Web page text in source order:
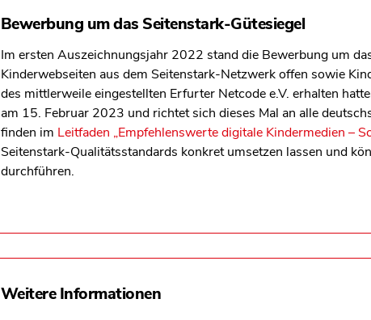
Bewerbung um das Seitenstark-Gütesiegel
Im ersten Auszeichnungsjahr 2022 stand die Bewerbung um
Kinderwebseiten aus dem Seitenstark-Netzwerk offen sowie
des mittlerweile eingestellten Erfurter Netcode e.V. erhalten
am 15. Februar 2023 und richtet sich dieses Mal an alle
finden im Leitfaden „Empfehlenswerte digitale Kindermedien –
Seitenstark-Qualitätsstandards konkret umsetzen lassen und
durchführen.
Weitere Informationen